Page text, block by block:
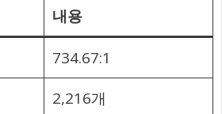
내용
734.67:1
2,216개